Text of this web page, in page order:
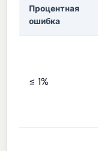
Процентная
ошибка
≤ 1%